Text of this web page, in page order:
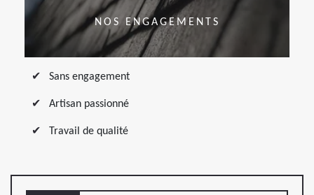
NOS ENGAGEMENTS
Sans engagement
Artisan passionné
Travail de qualité